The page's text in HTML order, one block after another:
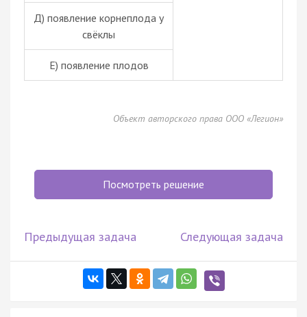
Д) появление корнеплода у
свёклы
Е) появление плодов
Объект авторского права ООО «Легион»
Посмотреть решение
Предыдущая задача Следующая задача